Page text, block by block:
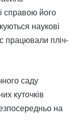
справою його
наукові
працювали пліч-
саду
куточків
на